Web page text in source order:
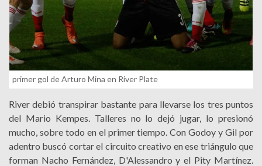
primer gol de Arturo Mina en River Plate
River debió transpirar bastante para llevarse los tres puntos
del Mario Kempes. Talleres no lo dejó jugar, lo presionó
mucho, sobre todo en el primer tiempo. Con Godoy y Gil por
adentro buscó cortar el circuito creativo en ese triángulo que
forman Nacho Fernández, D'Alessandro y el Pity Martínez.